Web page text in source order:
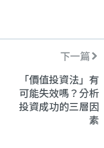
下一篇
「價值投資法」有
可能失效嗎？分析
投資成功的三層因
素